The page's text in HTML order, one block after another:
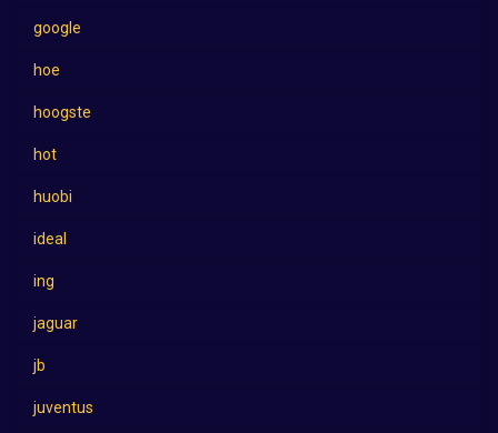
google
hoe
hoogste
hot
huobi
ideal
ing
jaguar
jb
juventus